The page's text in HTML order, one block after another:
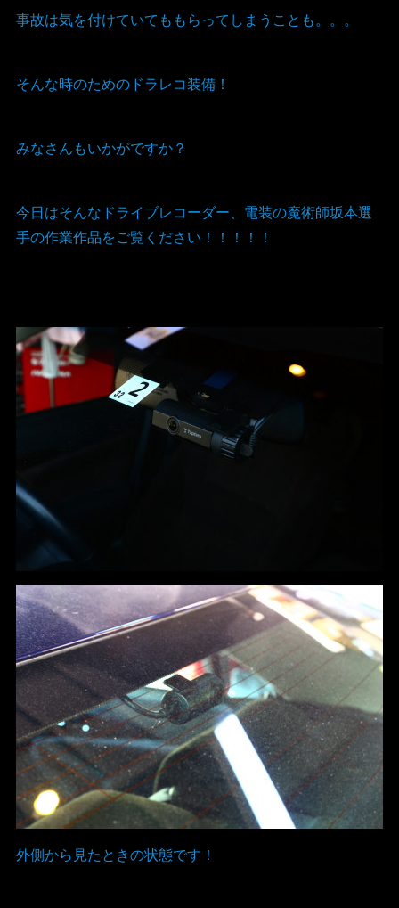
事故は気を付けていてももらってしまうことも。。。
そんな時のためのドラレコ装備！
みなさんもいかがですか？
今日はそんなドライブレコーダー、電装の魔術師坂本選
手の作業作品をご覧ください！！！！！
外側から見たときの状態です！